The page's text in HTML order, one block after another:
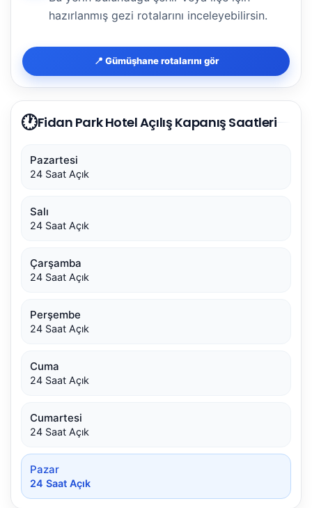
hazırlanmış gezi rotalarını inceleyebilirsin.
📍 Gümüşhane rotalarını gör
🕐Fidan Park Hotel Açılış Kapanış Saatleri
Pazartesi
24 Saat Açık
Salı
24 Saat Açık
Çarşamba
24 Saat Açık
Perşembe
24 Saat Açık
Cuma
24 Saat Açık
Cumartesi
24 Saat Açık
Pazar
24 Saat Açık